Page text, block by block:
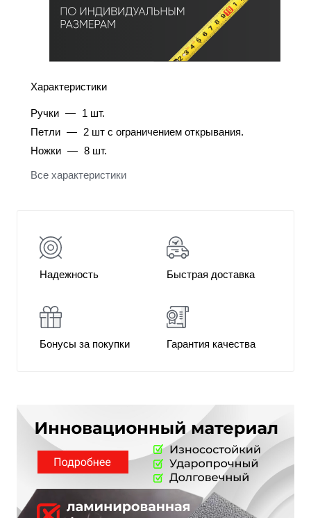
Характеристики
Ручки — 1 шт.
Петли — 2 шт с ограничением открывания.
Ножки — 8 шт.
Все характеристики
Надежность Быстрая доставка
Бонусы за покупки Гарантия качества